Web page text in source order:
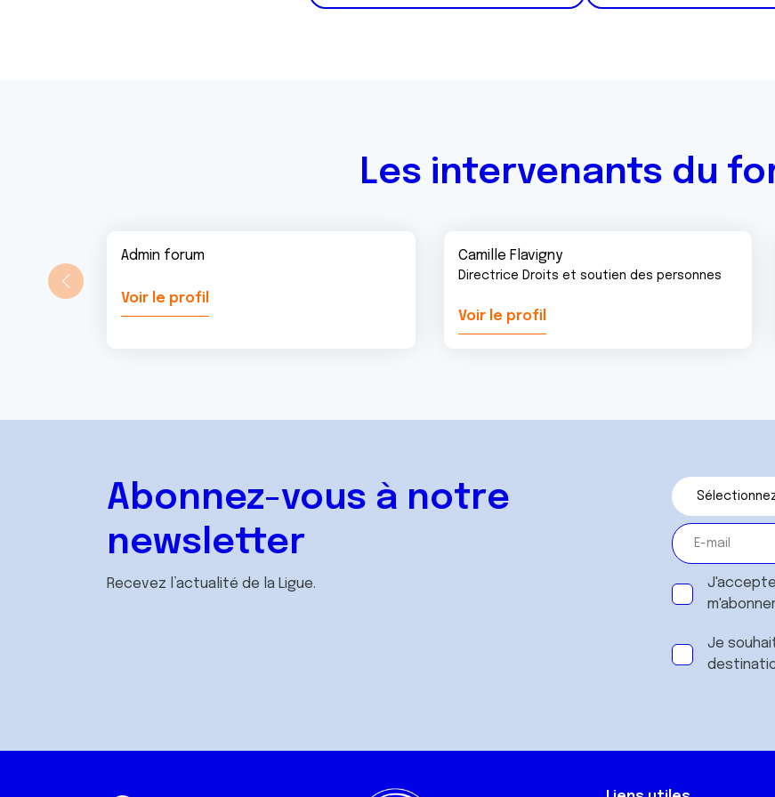
Les intervenants du
Admin forum
Voir le profil
Camille Flavigny
Directrice Droits et soutien des personnes
Voir le profil
Abonnez-vous à notre
newsletter
Recevez l’actualité de la Ligue.
Je